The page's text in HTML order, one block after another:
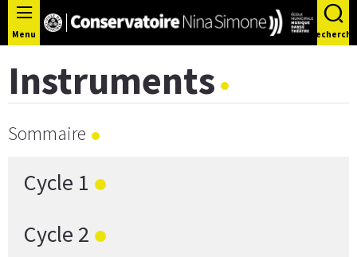
Panneau de gestion des cookies
Menu Recherche
Instruments
Sommaire
Cycle 1
Cycle 2